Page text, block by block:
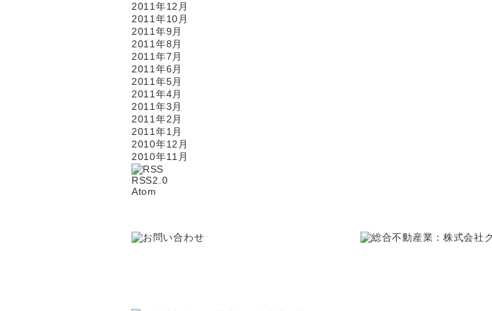
2011年12月
2011年10月
2011年9月
2011年8月
2011年7月
2011年6月
2011年5月
2011年4月
2011年3月
2011年2月
2011年1月
2010年12月
2010年11月
RSS2.0
Atom